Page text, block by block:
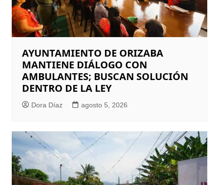
AYUNTAMIENTO DE ORIZABA
MANTIENE DIÁLOGO CON
AMBULANTES; BUSCAN SOLUCIÓN
DENTRO DE LA LEY
Dora Díaz agosto 5, 2026